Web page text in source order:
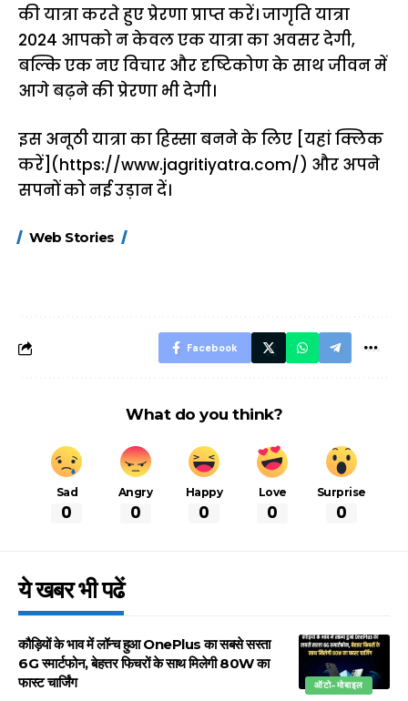
की यात्रा करते हुए प्रेरणा प्राप्त करें। जागृति यात्रा
2024 आपको न केवल एक यात्रा का अवसर देगी,
बल्कि एक नए विचार और दृष्टिकोण के साथ जीवन में
आगे बढ़ने की प्रेरणा भी देगी।
इस अनूठी यात्रा का हिस्सा बनने के लिए [यहां क्लिक
करें](https://www.jagritiyatra.com/) और अपने
सपनों को नई उड़ान दें।
Web Stories
FASTag के ये नए
Facebook
What do you think?
Sad
0
Angry
0
Happy
0
Love
0
Surprise
0
ये खबर भी पढें
ऑटो-मोबाइल
कौड़ियों के भाव में लॉन्च हुआ OnePlus का सबसे सस्ता
6G स्मार्टफोन, बेहत्तर फिचरों के साथ मिलेगी 80W का
फास्ट चार्जिंग